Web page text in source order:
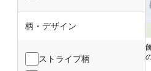
柄・デザイン
ストライプ柄